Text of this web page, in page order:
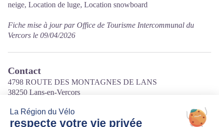
neige, Location de luge, Location snowboard
Fiche mise à jour par Office de Tourisme Intercommunal du
Vercors le 09/04/2026
Contact
4798 ROUTE DES MONTAGNES DE LANS
38250 Lans-en-Vercors
Courriel: